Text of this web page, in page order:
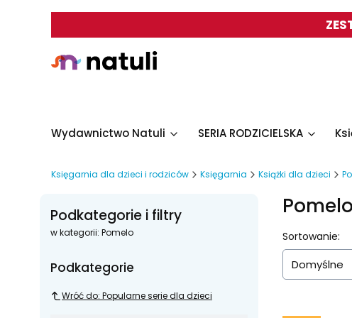
Wydawnictwo Natuli SERIA RODZICIELSKA
Księgarnia dla dzieci i rodziców Księgarnia Książki dla dzieci
Podkategorie i filtry
w kategorii: Pomelo
Podkategorie
Wróć do: Popularne serie dla dzieci
Pomelo
Lista
Sortowanie:
Domyślne